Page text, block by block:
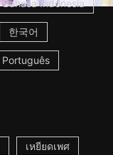
Bahasa Indonesia
한국어
Português
เหยียดเพศ